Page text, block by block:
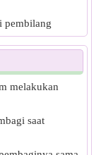
pembilang
karena
melakukan
saat